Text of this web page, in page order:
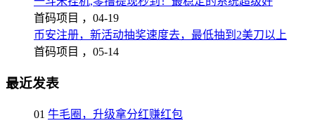
首码项目 ， 04-19
币安注册，新活动抽奖速度去，最低抽到2美刀以上
首码项目 ， 05-14
最近发表
01 牛毛圈，升级拿分红赚红包